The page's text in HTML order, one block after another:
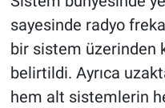
sayesinde radyo
bir sistem üzerinden
belirtildi. Ayrıca
hem alt sistemlerin